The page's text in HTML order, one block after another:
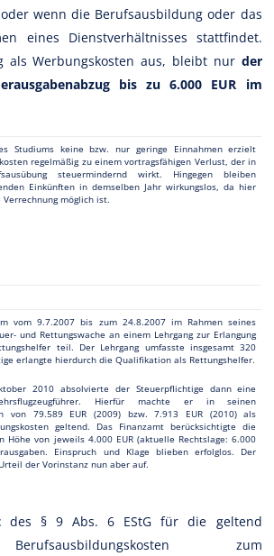
wenn die Berufsausbildung oder das
eines Dienstverhältnisses stattfindet.
als Werbungskosten aus, bleibt nur der
bis zu 6.000 EUR im
Studiums keine bzw. nur geringe Einnahmen erzielt
regelmäßig zu einem vortragsfähigen Verlust, der in
steuermindernd wirkt. Hingegen bleiben
Einkünften in demselben Jahr wirkungslos, da hier
möglich ist.
vom 9.7.2007 bis zum 24.8.2007 im Rahmen seines
und Rettungswache an einem Lehrgang zur Erlangung
teil. Der Lehrgang umfasste insgesamt 320
erlangte hierdurch die Qualifikation als Rettungshelfer.
2010 absolvierte der Steuerpflichtige dann eine
Hierfür machte er in seinen
von 79.589 EUR (2009) bzw. 7.913 EUR (2010) als
geltend. Das Finanzamt berücksichtigte die
Höhe von jeweils 4.000 EUR (aktuelle Rechtslage: 6.000
Einspruch und Klage blieben erfolglos. Der
der Vorinstanz nun aber auf.
des § 9 Abs. 6 EStG für die geltend
zum